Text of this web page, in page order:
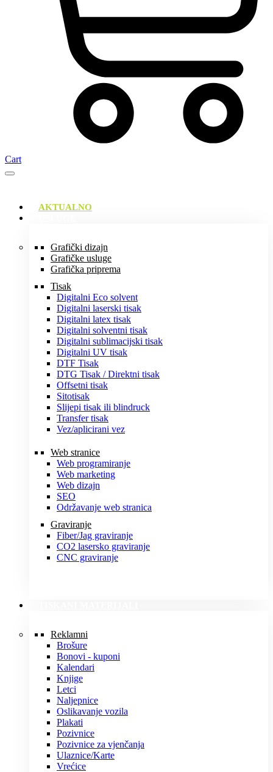
Cart
AKTUALNO
Grafički dizajn
Grafičke usluge
Grafička priprema
Tisak
Digitalni Eco solvent
Digitalni laserski tisak
Digitalni latex tisak
Digitalni solventni tisak
Digitalni sublimacijski tisak
Digitalni UV tisak
DTF Tisak
DTG Tisak / Direktni tisak
Offsetni tisak
Sitotisak
Slijepi tisak ili blindruck
Transfer tisak
Vez/aplicirani vez
Web stranice
Web programiranje
Web marketing
Web dizajn
SEO
Održavanje web stranica
Graviranje
Fiber/Jag graviranje
CO2 lasersko graviranje
CNC graviranje
Reklamni
Brošure
Bonovi - kuponi
Kalendari
Knjige
Letci
Naljepnice
Oslikavanje vozila
Plakati
Pozivnice
Pozivnice za vjenčanja
Ulaznice/Karte
Vrećice